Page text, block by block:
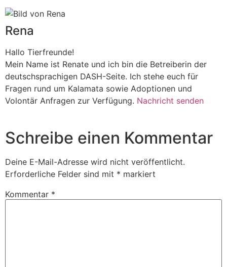
Rena
Hallo Tierfreunde!
Mein Name ist Renate und ich bin die Betreiberin der
deutschsprachigen DASH-Seite. Ich stehe euch für
Fragen rund um Kalamata sowie Adoptionen und
Volontär Anfragen zur Verfügung. Nachricht senden
Schreibe einen Kommentar
Deine E-Mail-Adresse wird nicht veröffentlicht.
Erforderliche Felder sind mit * markiert
Kommentar *